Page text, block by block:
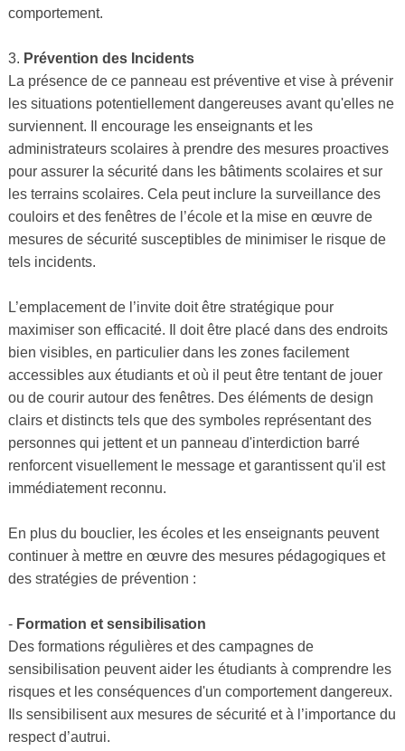
comportement.
3. Prévention des Incidents
La présence de ce panneau est préventive et vise à prévenir
les situations potentiellement dangereuses avant qu'elles ne
surviennent. Il encourage les enseignants et les
administrateurs scolaires à prendre des mesures proactives
pour assurer la sécurité dans les bâtiments scolaires et sur
les terrains scolaires. Cela peut inclure la surveillance des
couloirs et des fenêtres de l’école et la mise en œuvre de
mesures de sécurité susceptibles de minimiser le risque de
tels incidents.
L’emplacement de l’invite doit être stratégique pour
maximiser son efficacité. Il doit être placé dans des endroits
bien visibles, en particulier dans les zones facilement
accessibles aux étudiants et où il peut être tentant de jouer
ou de courir autour des fenêtres. Des éléments de design
clairs et distincts tels que des symboles représentant des
personnes qui jettent et un panneau d'interdiction barré
renforcent visuellement le message et garantissent qu'il est
immédiatement reconnu.
En plus du bouclier, les écoles et les enseignants peuvent
continuer à mettre en œuvre des mesures pédagogiques et
des stratégies de prévention :
- Formation et sensibilisation
Des formations régulières et des campagnes de
sensibilisation peuvent aider les étudiants à comprendre les
risques et les conséquences d'un comportement dangereux.
Ils sensibilisent aux mesures de sécurité et à l’importance du
respect d’autrui.